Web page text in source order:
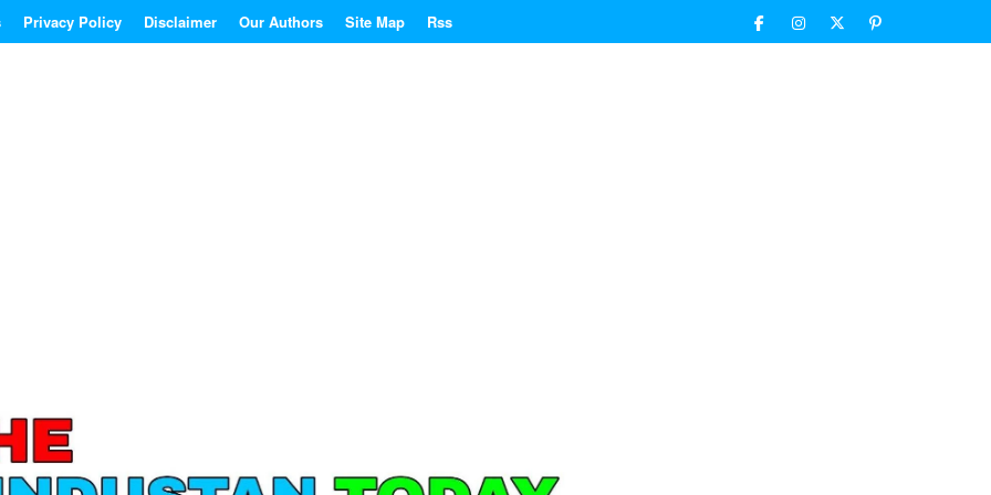
Privacy Policy Disclaimer Our Authors Site Map Rss FacebookInstagram
TwitterPinterest